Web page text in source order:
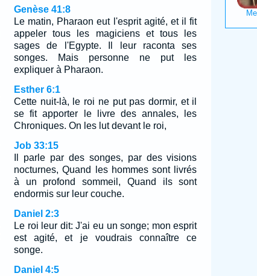
Genèse 41:8
Le matin, Pharaon eut l'esprit agité, et il fit
appeler tous les magiciens et tous les
sages de l'Egypte. Il leur raconta ses
songes. Mais personne ne put les
expliquer à Pharaon.
Esther 6:1
Cette nuit-là, le roi ne put pas dormir, et il
se fit apporter le livre des annales, les
Chroniques. On les lut devant le roi,
Job 33:15
Il parle par des songes, par des visions
nocturnes, Quand les hommes sont livrés
à un profond sommeil, Quand ils sont
endormis sur leur couche.
Daniel 2:3
Le roi leur dit: J'ai eu un songe; mon esprit
est agité, et je voudrais connaître ce
songe.
Daniel 4:5